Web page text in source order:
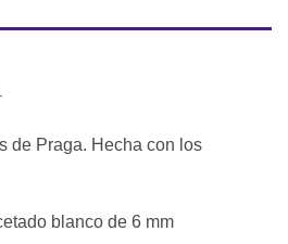
de Praga. Hecha con los
blanco de 6 mm